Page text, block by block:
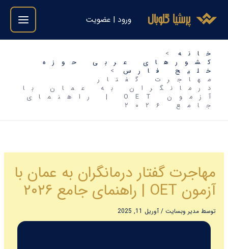
ورود | عضویت
خانه
کشورهای عربی حوزه
خلیج فارس
مهاجرت گفتار
درمانگران به عمان با
آزمون OET | راهنمای
جامع ۲۰۲۶
مهاجرت گفتار درمانگران به عمان با
آزمون OET | راهنمای جامع ۲۰۲۶
توسط مدیر وبسایت / آوریل 11, 2025